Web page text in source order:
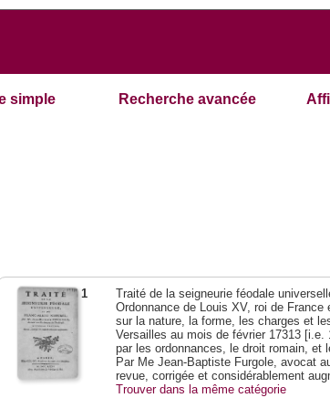
simple Recherche avancée
1
Traité de la seigneurie féodale
Ordonnance de Louis XV, roi de
sur la nature, la forme, les charges et
Versailles au mois de février 17313
par les ordonnances, le droit romain, et
Par Me Jean-Baptiste Furgole, avocat
revue, corrigée et considérablement
Trouver dans la même catégorie